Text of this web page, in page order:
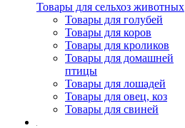
Товары для сельхоз животных
Товары для голубей
Товары для коров
Товары для кроликов
Товары для домашней
птицы
Товары для лошадей
Товары для овец, коз
Товары для свиней